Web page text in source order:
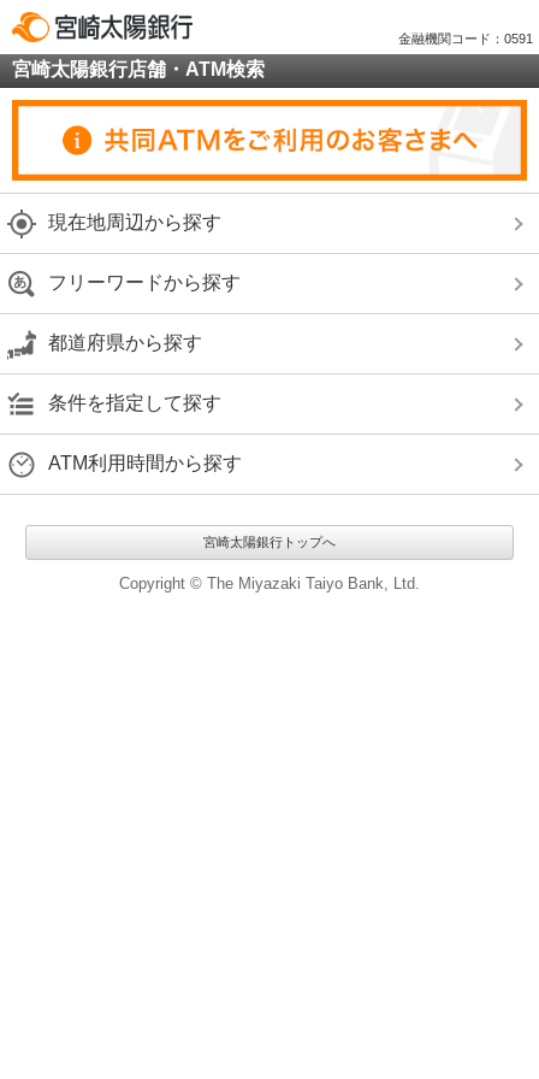
金融機関コード：0591
宮崎太陽銀行店舗・ATM検索
現在地周辺から探す
フリーワードから探す
都道府県から探す
条件を指定して探す
ATM利用時間から探す
宮崎太陽銀行トップへ
Copyright © The Miyazaki Taiyo Bank, Ltd.